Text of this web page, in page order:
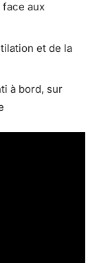
face aux
et de la
à bord, sur